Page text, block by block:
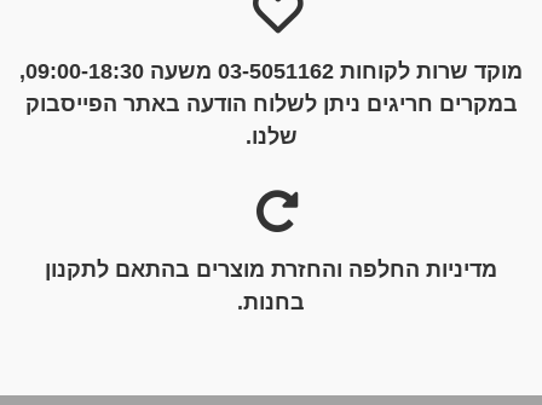
מוקד שרות לקוחות 03-5051162 משעה 09:00-18:30,
במקרים חריגים ניתן לשלוח הודעה באתר הפייסבוק
שלנו.
מדיניות החלפה והחזרת מוצרים בהתאם לתקנון
בחנות.